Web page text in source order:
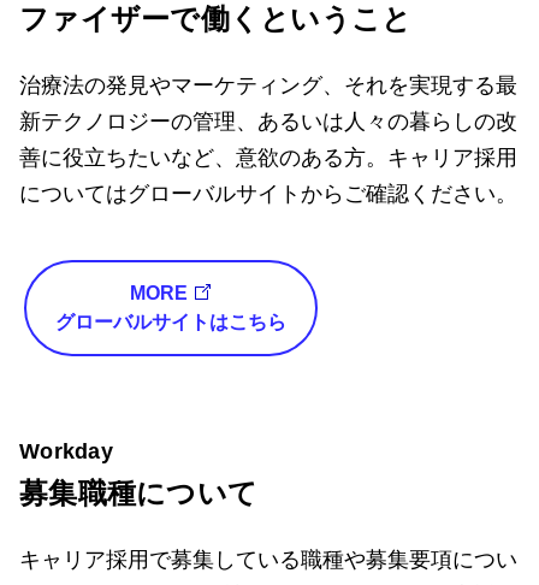
ファイザーで働くということ
治療法の発見やマーケティング、それを実現する最
新テクノロジーの管理、あるいは人々の暮らしの改
善に役立ちたいなど、意欲のある方。キャリア採用
についてはグローバルサイトからご確認ください。
MORE
グローバルサイトはこちら
Workday
募集職種について
キャリア採用で募集している職種や募集要項につい